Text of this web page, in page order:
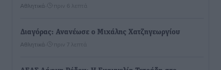
Αθλητικά πριν 6 λεπτά
Διαγόρας: Ανανέωσε ο Μιχάλης Χατζηγεωργίου
Αθλητικά πριν 7 λεπτά